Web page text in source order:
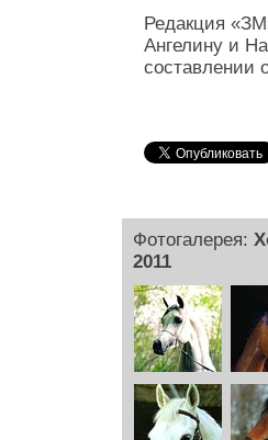
Редакция
Ангелину и
составлении
Фотогалерея:
2011